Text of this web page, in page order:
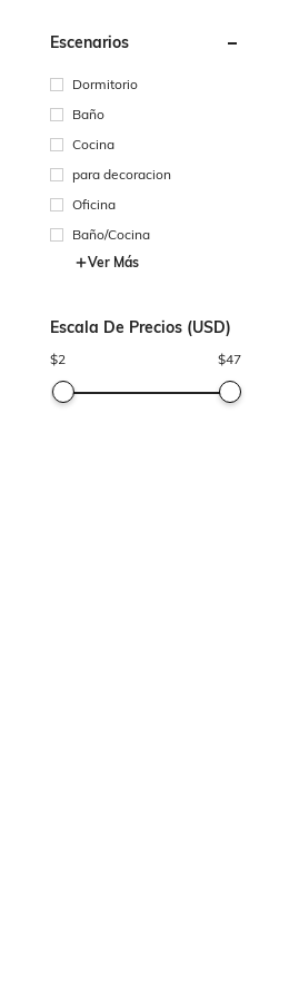
Escenarios
Dormitorio
Baño
Cocina
para decoracion
Oficina
Baño/Cocina
Ver Más
Escala De Precios (USD)
$2 $47